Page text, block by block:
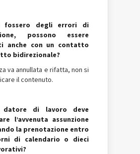
fossero degli errori di
possono essere
anche con un contatto
bidirezionale?
va annullata e rifatta, non si
il contenuto.
di lavoro deve
l’avvenuta assunzione
la prenotazione entro
di calendario o dieci